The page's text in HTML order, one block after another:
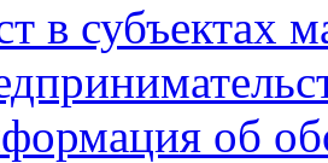
в субъектах
об